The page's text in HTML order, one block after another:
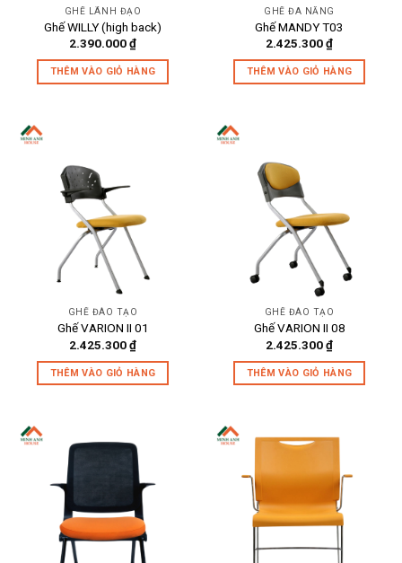
GHẾ LÃNH ĐẠO
Ghế WILLY (high back)
2.390.000₫
THÊM VÀO GIỎ HÀNG
GHẾ ĐA NĂNG
Ghế MANDY T03
2.425.300₫
THÊM VÀO GIỎ HÀNG
GHẾ ĐÀO TẠO
Ghế VARION II 01
2.425.300₫
THÊM VÀO GIỎ HÀNG
GHẾ ĐÀO TẠO
Ghế VARION II 08
2.425.300₫
THÊM VÀO GIỎ HÀNG